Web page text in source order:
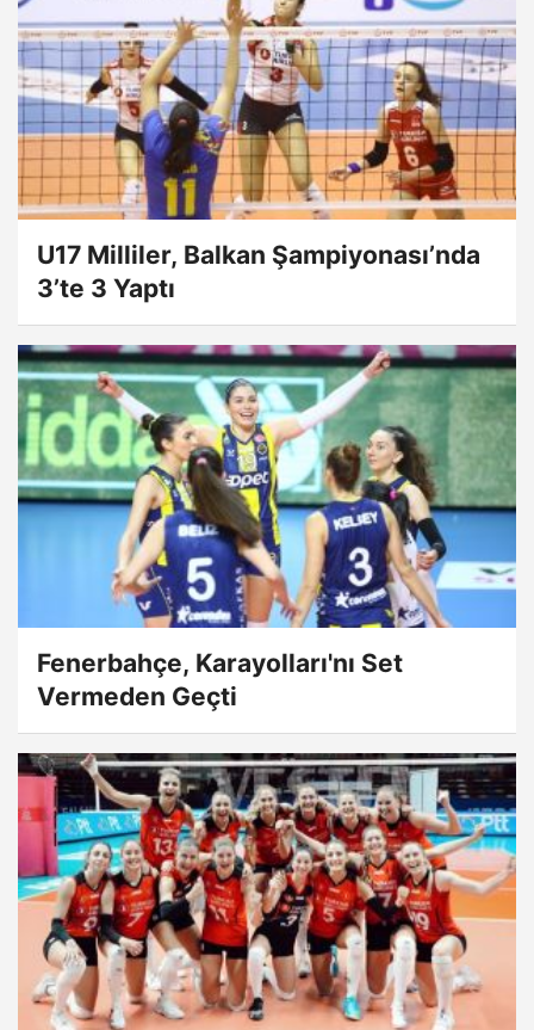
U17 Milliler, Balkan Şampiyonası’nda
3’te 3 Yaptı
Fenerbahçe, Karayolları'nı Set
Vermeden Geçti